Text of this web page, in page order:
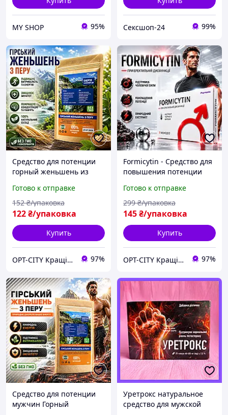
MY SHOP 95% Сексшоп-24 99%
Средство для потенции
горный женьшень из
эрекции либидо мужская
сила выносливость
энергия opt-D5045
Готово к отправке
122₴/упаковка
152 ₴/упаковка
Купить
OPT-CITY Кращі ціни в інтернеті 97%
Formicytin - Средство для
повышения потенции
Готово к отправке
145₴/упаковка
299 ₴/упаковка
Купить
OPT-CITY Кращі ціни в інтернеті 97%
Средство для потенции
мужчин Горный
Уретрокс натуральное
средство для мужской